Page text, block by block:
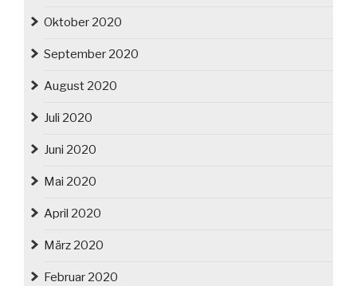
Oktober 2020
September 2020
August 2020
Juli 2020
Juni 2020
Mai 2020
April 2020
März 2020
Februar 2020